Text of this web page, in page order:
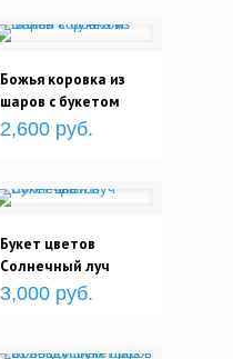
Божья коровка из
шаров с букетом
2,600 руб.
Букет цветов
Солнечный луч
3,000 руб.